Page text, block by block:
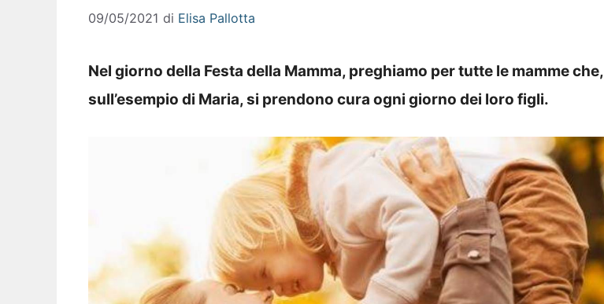
09/05/2021 di Elisa Pallotta
Nel giorno della Festa della Mamma, preghiamo per tutte le mamme che,
sull’esempio di Maria, si prendono cura ogni giorno dei loro figli.